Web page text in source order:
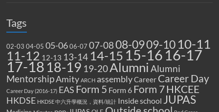
Tags
02-03 04-05 05-06 06-07 07-0808-0909-10 10-11
11-12 12-13 13-14 14-15 15-16 16-17
17-18 18-19 19-20Alumni Alumni
MentorshipAmity ARCH assemblyCareer Career Day
Career Day (2016-17) EAS Form 5 Form 6 Form 7HKCEE
HKDSE HKDSE 中六升學概況，資料/統計 Inside school JUPAS